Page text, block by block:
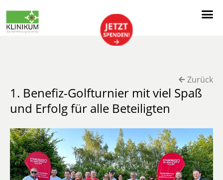
Zurück
1. Benefiz-Golfturnier mit viel Spaß
und Erfolg für alle Beteiligten